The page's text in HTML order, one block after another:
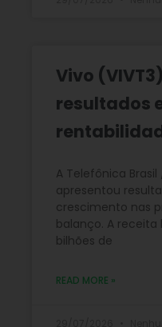
Vivo
resultados
A Telefônica Brasil
apresentou
crescimento nas
balanço. A receita
bilhões de
READ MORE »